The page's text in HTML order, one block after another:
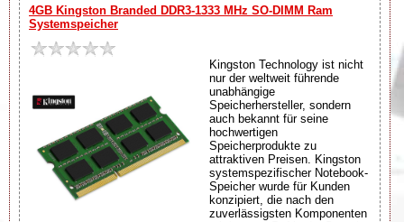
4GB Kingston Branded DDR3-1333 MHz SO-DIMM Ram
Systemspeicher
Kingston Technology ist nicht
nur der weltweit führende
unabhängige
Speicherhersteller, sondern
auch bekannt für seine
hochwertigen
Speicherprodukte zu
attraktiven Preisen. Kingston
systemspezifischer Notebook-
Speicher wurde für Kunden
konzipiert, die nach den
zuverlässigsten Komponenten